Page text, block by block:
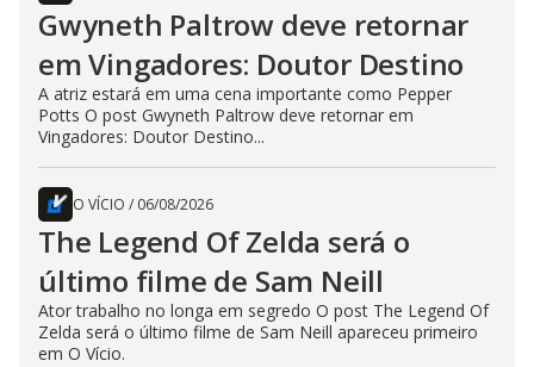
Gwyneth Paltrow deve retornar
em Vingadores: Doutor Destino
A atriz estará em uma cena importante como Pepper
Potts O post Gwyneth Paltrow deve retornar em
Vingadores: Doutor Destino...
O VÍCIO / 06/08/2026
The Legend Of Zelda será o
último filme de Sam Neill
Ator trabalho no longa em segredo O post The Legend Of
Zelda será o último filme de Sam Neill apareceu primeiro
em O Vício.